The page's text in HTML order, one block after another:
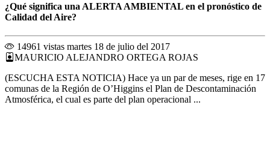
¿Qué significa una ALERTA AMBIENTAL en el pronóstico de
Calidad del Aire?
14961 vistas martes 18 de julio del 2017
MAURICIO ALEJANDRO ORTEGA ROJAS
(ESCUCHA ESTA NOTICIA) Hace ya un par de meses, rige en 17
comunas de la Región de O’Higgins el Plan de Descontaminación
Atmosférica, el cual es parte del plan operacional ...